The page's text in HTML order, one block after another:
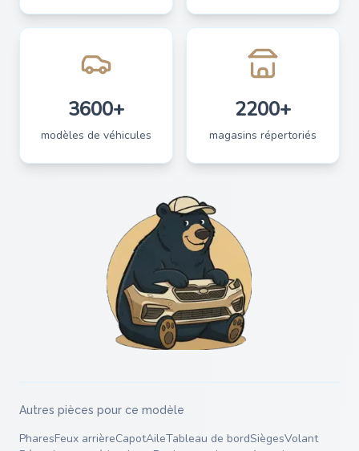
3600+
modèles de véhicules
2200+
magasins répertoriés
Autres pièces pour ce modèle
PharesFeux arrièreCapotAileTableau de bordSiègesVolant